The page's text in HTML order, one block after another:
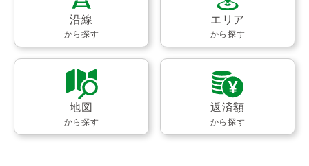
沿線
から探す
エリア
から探す
地図
から探す
返済額
から探す